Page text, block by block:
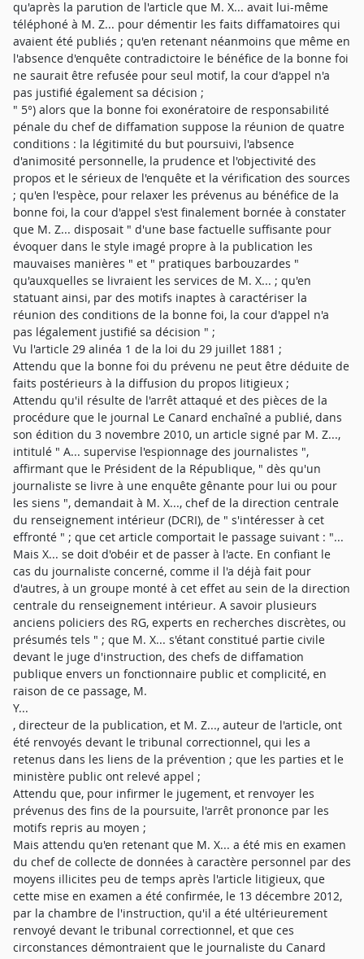
qu'après la parution de l'article que M. X... avait lui-même
téléphoné à M. Z... pour démentir les faits diffamatoires qui
avaient été publiés ; qu'en retenant néanmoins que même en
l'absence d'enquête contradictoire le bénéfice de la bonne foi
ne saurait être refusée pour seul motif, la cour d'appel n'a
pas justifié également sa décision ;
" 5°) alors que la bonne foi exonératoire de responsabilité
pénale du chef de diffamation suppose la réunion de quatre
conditions : la légitimité du but poursuivi, l'absence
d'animosité personnelle, la prudence et l'objectivité des
propos et le sérieux de l'enquête et la vérification des sources
; qu'en l'espèce, pour relaxer les prévenus au bénéfice de la
bonne foi, la cour d'appel s'est finalement bornée à constater
que M. Z... disposait " d'une base factuelle suffisante pour
évoquer dans le style imagé propre à la publication les
mauvaises manières " et " pratiques barbouzardes "
qu'auxquelles se livraient les services de M. X... ; qu'en
statuant ainsi, par des motifs inaptes à caractériser la
réunion des conditions de la bonne foi, la cour d'appel n'a
pas légalement justifié sa décision " ;
Vu l'article 29 alinéa 1 de la loi du 29 juillet 1881 ;
Attendu que la bonne foi du prévenu ne peut être déduite de
faits postérieurs à la diffusion du propos litigieux ;
Attendu qu'il résulte de l'arrêt attaqué et des pièces de la
procédure que le journal Le Canard enchaîné a publié, dans
son édition du 3 novembre 2010, un article signé par M. Z...,
intitulé " A... supervise l'espionnage des journalistes ",
affirmant que le Président de la République, " dès qu'un
journaliste se livre à une enquête gênante pour lui ou pour
les siens ", demandait à M. X..., chef de la direction centrale
du renseignement intérieur (DCRI), de " s'intéresser à cet
effronté " ; que cet article comportait le passage suivant : "...
Mais X... se doit d'obéir et de passer à l'acte. En confiant le
cas du journaliste concerné, comme il l'a déjà fait pour
d'autres, à un groupe monté à cet effet au sein de la direction
centrale du renseignement intérieur. A savoir plusieurs
anciens policiers des RG, experts en recherches discrètes, ou
présumés tels " ; que M. X... s'étant constitué partie civile
devant le juge d'instruction, des chefs de diffamation
publique envers un fonctionnaire public et complicité, en
raison de ce passage, M.
Y...
, directeur de la publication, et M. Z..., auteur de l'article, ont
été renvoyés devant le tribunal correctionnel, qui les a
retenus dans les liens de la prévention ; que les parties et le
ministère public ont relevé appel ;
Attendu que, pour infirmer le jugement, et renvoyer les
prévenus des fins de la poursuite, l'arrêt prononce par les
motifs repris au moyen ;
Mais attendu qu'en retenant que M. X... a été mis en examen
du chef de collecte de données à caractère personnel par des
moyens illicites peu de temps après l'article litigieux, que
cette mise en examen a été confirmée, le 13 décembre 2012,
par la chambre de l'instruction, qu'il a été ultérieurement
renvoyé devant le tribunal correctionnel, et que ces
circonstances démontraient que le journaliste du Canard